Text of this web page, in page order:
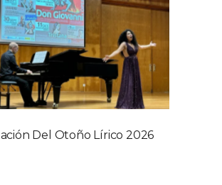
Del Otoño Lírico 2026